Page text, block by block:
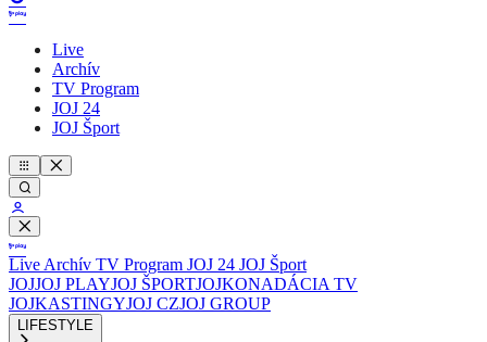
Live
Archív
TV Program
JOJ 24
JOJ Šport
Live Archív TV Program JOJ 24 JOJ Šport
JOJJOJ PLAYJOJ ŠPORTJOJKONADÁCIA TV
JOJKASTINGYJOJ CZJOJ GROUP
LIFESTYLE